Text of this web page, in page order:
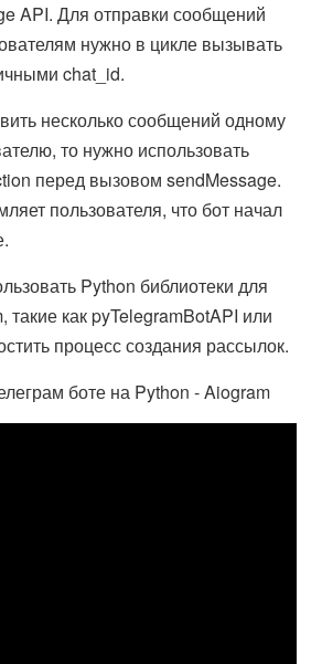
API. Для отправки сообщений
нужно в цикле вызывать
chat_id.
несколько сообщений одному
то нужно использовать
перед вызовом sendMessage.
пользователя, что бот начал
Python библиотеки для
такие как pyTelegramBotAPI или
процесс создания рассылок.
боте на Python - Aiogram